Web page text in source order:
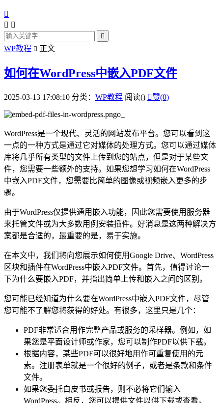

 

WP教程  正文
如何在WordPress中嵌入PDF文件
2025-03-13 17:08:10 分类： WP教程 阅读() 赞(0)
WordPress是一个现代、灵活的网站发布平台。您可以看到这
一点的一种方式是通过它对媒体的处理方式。您可以通过媒体
库将几乎所有类型的文件上传到您的站点，但是对于某些文
件，您需要一些额外的支持。如果您想学习如何在WordPress
中嵌入PDF文件，您需要比简单的图像或视频嵌入更多的步
骤。
由于WordPress仅提供通用嵌入功能，因此您需要使用服务器
来托管文件或为大多数用例安装插件。好消息是这两种解决方
案都是合适的，最重要的是，易于实施。
在本文中，我们将向您展示如何使用Google Drive、WordPress
区块和插件在WordPress中嵌入PDF文件。首先，值得讨论一
下为什么要嵌入PDF，并指出简单上传和嵌入之间的区别。
您可能已经知道为什么要在WordPress中嵌入PDF文件，尽管
您可能不了解您将获得的好处。有很多，这里只是几个：
PDF非常适合用作完整产品或服务的采样器。例如，如
果您是平面设计师或作家，您可以制作PDF以供下载。
根据内容，某些PDF可以很好地用作可重复使用的元
素。注册表单就是一个很好的例子，或者是条款和条件
文件。
如果您委托白皮书或报告，则不必将它们输入
WordPress。相反，您可以提供文件以供下载或查看。